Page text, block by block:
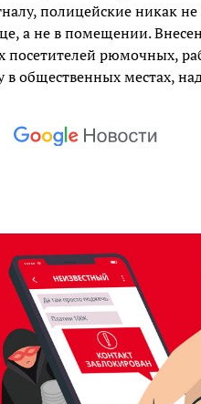
полицейские никак
а не в помещении.
посетителей рюмочных,
общественных местах,